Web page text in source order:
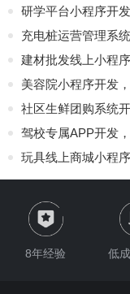
研学平台小程序开
充电桩运营管理系
建材批发线上小程
美容院小程序开发
社区生鲜团购系统
驾校专属APP开发
玩具线上商城小程
8年经验 低